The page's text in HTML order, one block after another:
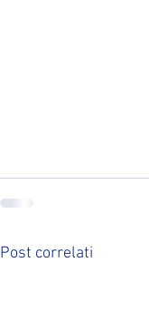
Post correlati